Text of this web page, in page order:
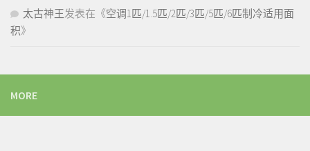
太古神王发表在《空调1匹/1.5匹/2匹/3匹/5匹/6匹制冷适用面
积》
MORE